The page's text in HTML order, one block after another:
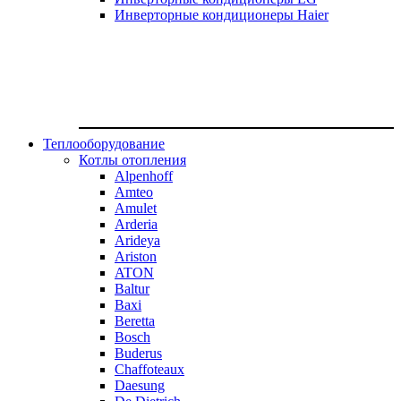
Инверторные кондиционеры Haier
Теплооборудование
Котлы отопления
Alpenhoff
Amteo
Amulet
Arderia
Arideya
Ariston
ATON
Baltur
Baxi
Beretta
Bosch
Buderus
Chaffoteaux
Daesung